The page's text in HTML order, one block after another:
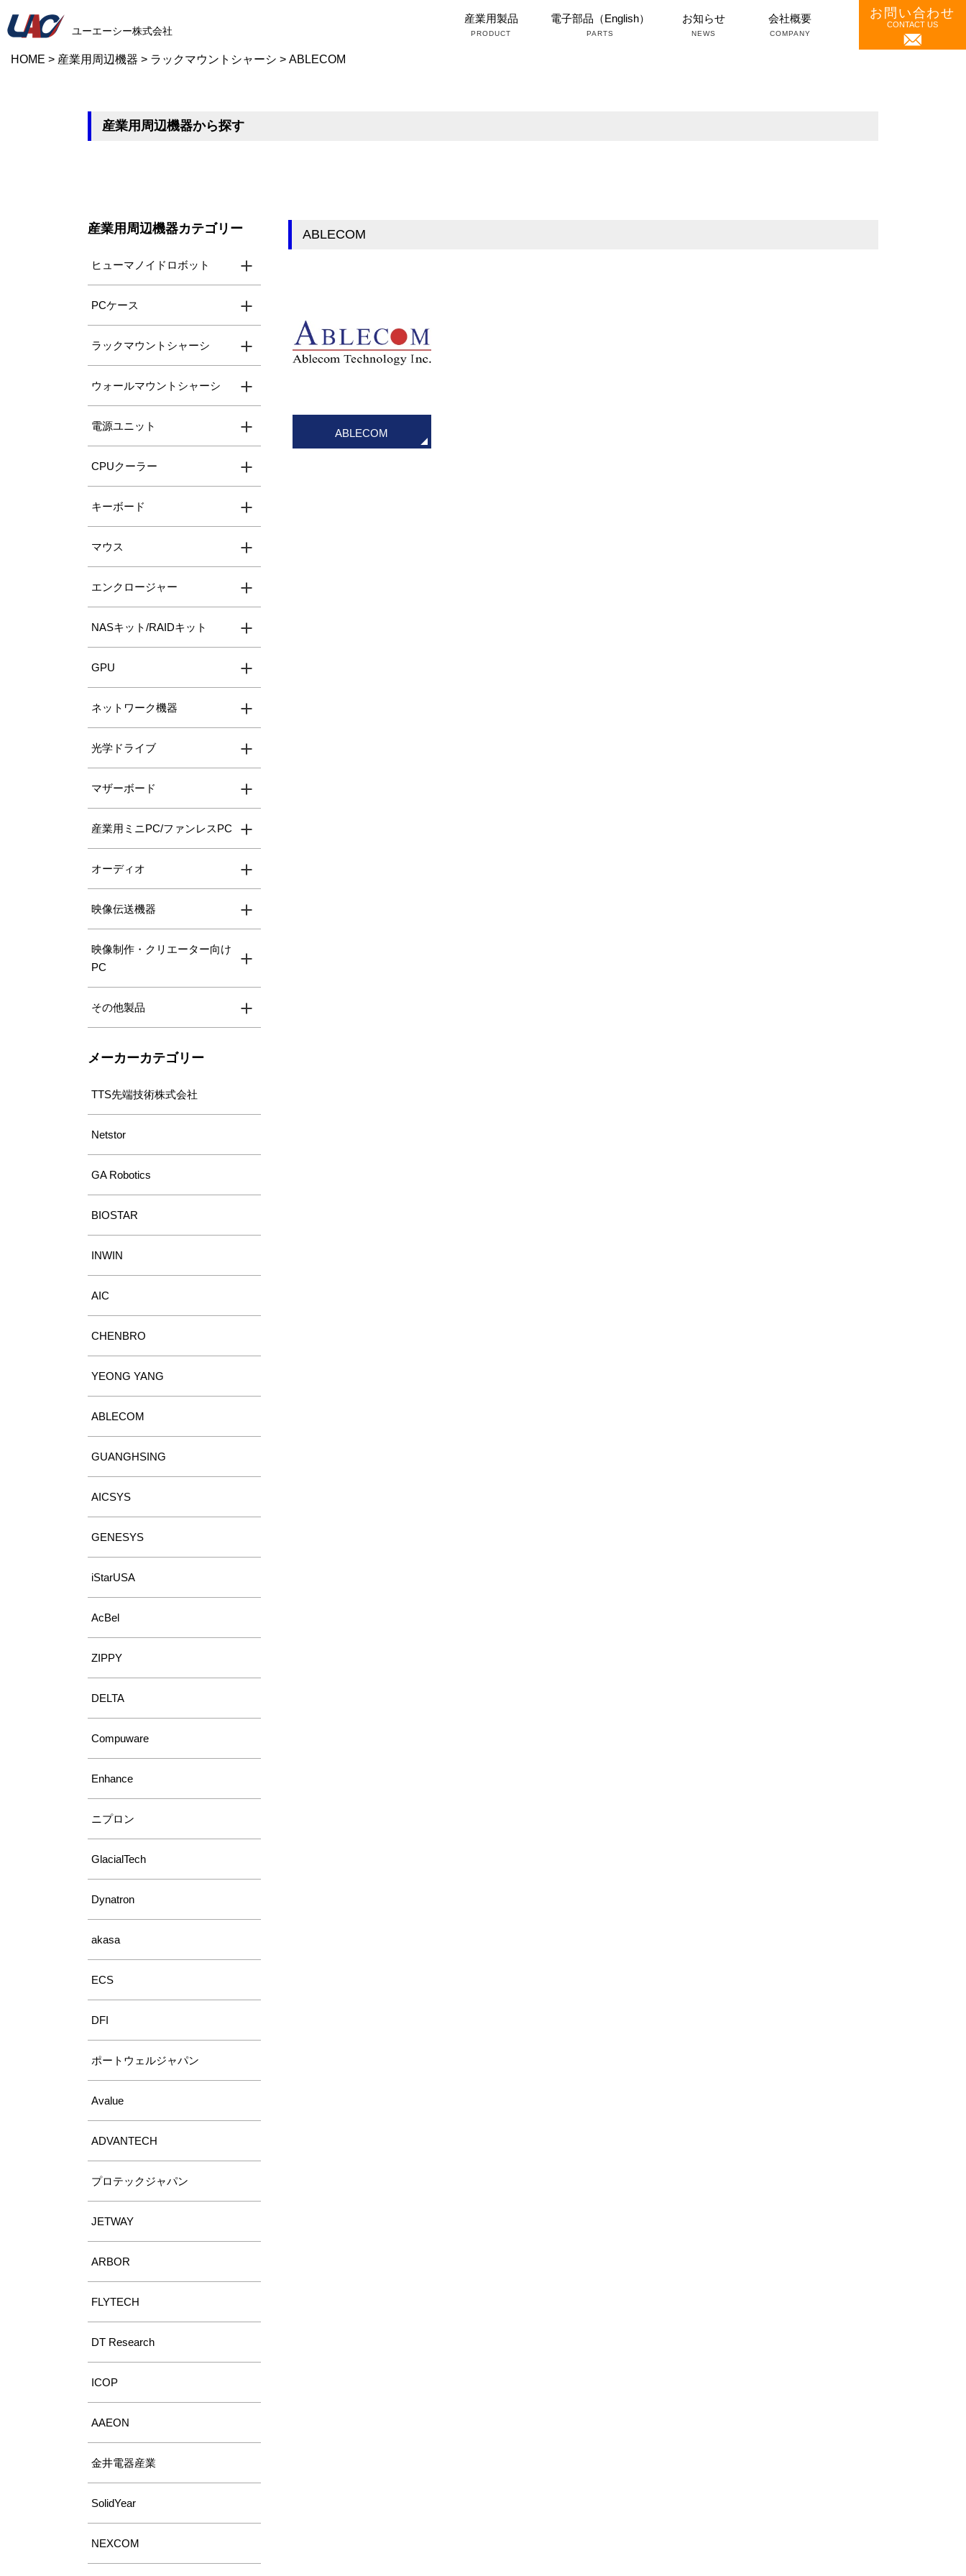
ユーエーシー株式会社
産業用製品
PRODUCT
電子部品（English）
PARTS
お知らせ
NEWS
会社概要
COMPANY
お問い合わせ
CONTACT US
HOME > 産業用周辺機器 > ラックマウントシャーシ > ABLECOM
産業用周辺機器から探す
産業用周辺機器カテゴリー
ヒューマノイドロボット
PCケース
ラックマウントシャーシ
ウォールマウントシャーシ
電源ユニット
CPUクーラー
キーボード
マウス
エンクロージャー
NASキット/RAIDキット
GPU
ネットワーク機器
光学ドライブ
マザーボード
産業用ミニPC/ファンレスPC
オーディオ
映像伝送機器
映像制作・クリエーター向け
PC
その他製品
メーカーカテゴリー
TTS先端技術株式会社
Netstor
GA Robotics
BIOSTAR
INWIN
AIC
CHENBRO
YEONG YANG
ABLECOM
GUANGHSING
AICSYS
GENESYS
iStarUSA
AcBel
ZIPPY
DELTA
Compuware
Enhance
ニプロン
GlacialTech
Dynatron
akasa
ECS
DFI
ポートウェルジャパン
Avalue
ADVANTECH
プロテックジャパン
JETWAY
ARBOR
FLYTECH
DT Research
ICOP
AAEON
金井電器産業
SolidYear
NEXCOM
ABLECOM
ABLECOM